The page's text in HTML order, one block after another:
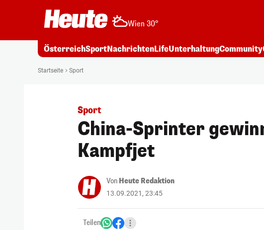
Wien 30°
ÖsterreichSportNachrichtenLifeUnterhaltungCommunity
Startseite Sport
Sport
China-Sprinter
Kampfjet
Von Heute Redaktion
13.09.2021, 23:45
Teilen